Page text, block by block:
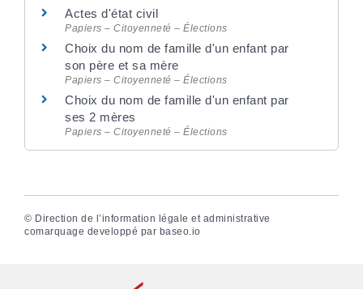
Actes d'état civil
Papiers – Citoyenneté – Élections
Choix du nom de famille d'un enfant par
son père et sa mère
Papiers – Citoyenneté – Élections
Choix du nom de famille d'un enfant par
ses 2 mères
Papiers – Citoyenneté – Élections
© Direction de l’information légale et administrative
comarquage developpé par baseo.io